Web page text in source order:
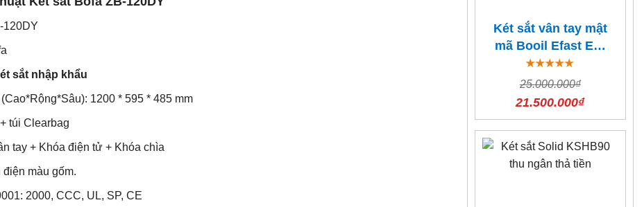
120DY
sắt nhập khẩu
1200 * 595 * 485 mm
túi Clearbag
tay + Khóa điện tử + Khóa chìa
màu gốm.
2000, CCC, UL, SP, CE
Két sắt vân tay mật
mã Booil Efast EF-
F670 nhập Hàn
Quốc
25.000.000₫
21.500.000₫